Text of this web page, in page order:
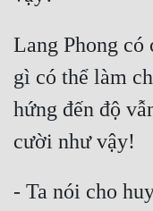
Lang Phong
gì có thể làm
hứng đến độ
- Ta nói cho